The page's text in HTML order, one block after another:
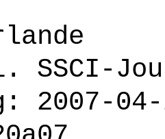
SSCI-
2007-04-